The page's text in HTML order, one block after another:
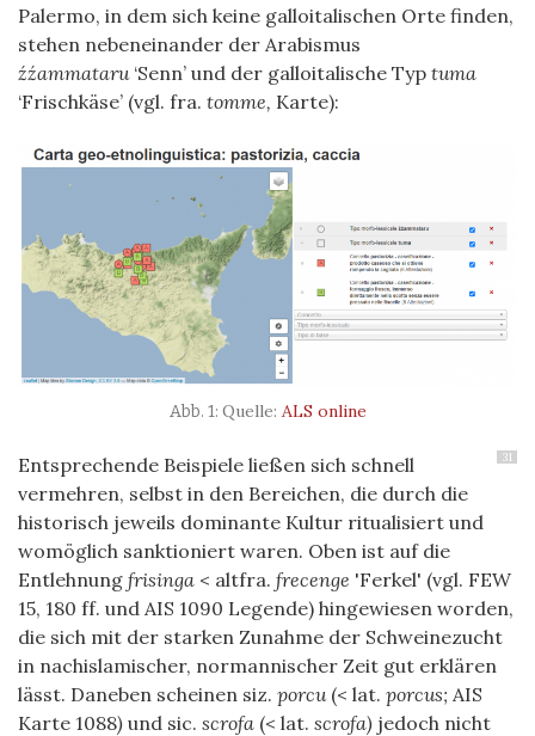
Palermo, in dem sich keine galloitalischen Orte finden,
stehen nebeneinander der Arabismus
źźammataru ‘Senn’ und der galloitalische Typ tuma
‘Frischkäse’ (vgl. fra. tomme, Karte):
Quelle: ALS online
31
Entsprechende Beispiele ließen sich schnell
vermehren, selbst in den Bereichen, die durch die
historisch jeweils dominante Kultur ritualisiert und
womöglich sanktioniert waren. Oben ist auf die
Entlehnung frisinga < altfra. frecenge 'Ferkel' (vgl. FEW
15, 180 ff. und AIS 1090 Legende) hingewiesen worden,
die sich mit der starken Zunahme der Schweinezucht
in nachislamischer, normannischer Zeit gut erklären
lässt. Daneben scheinen siz. porcu(< lat. porcus; AIS
Karte 1088) und sic. scrofa (< lat. scrofa) jedoch nicht